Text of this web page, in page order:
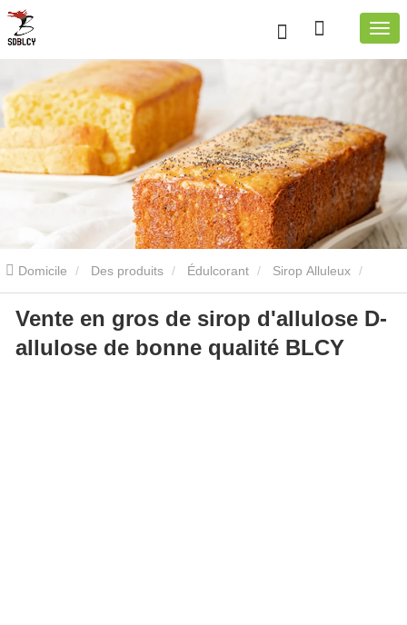
Domicile Des produits Édulcorant Sirop Alluleux
Vente en gros de sirop d'allulose D-allulose de bonne qualité BLCY
Vente en gros de sirop d'allulose D-
allulose de bonne qualité BLCY